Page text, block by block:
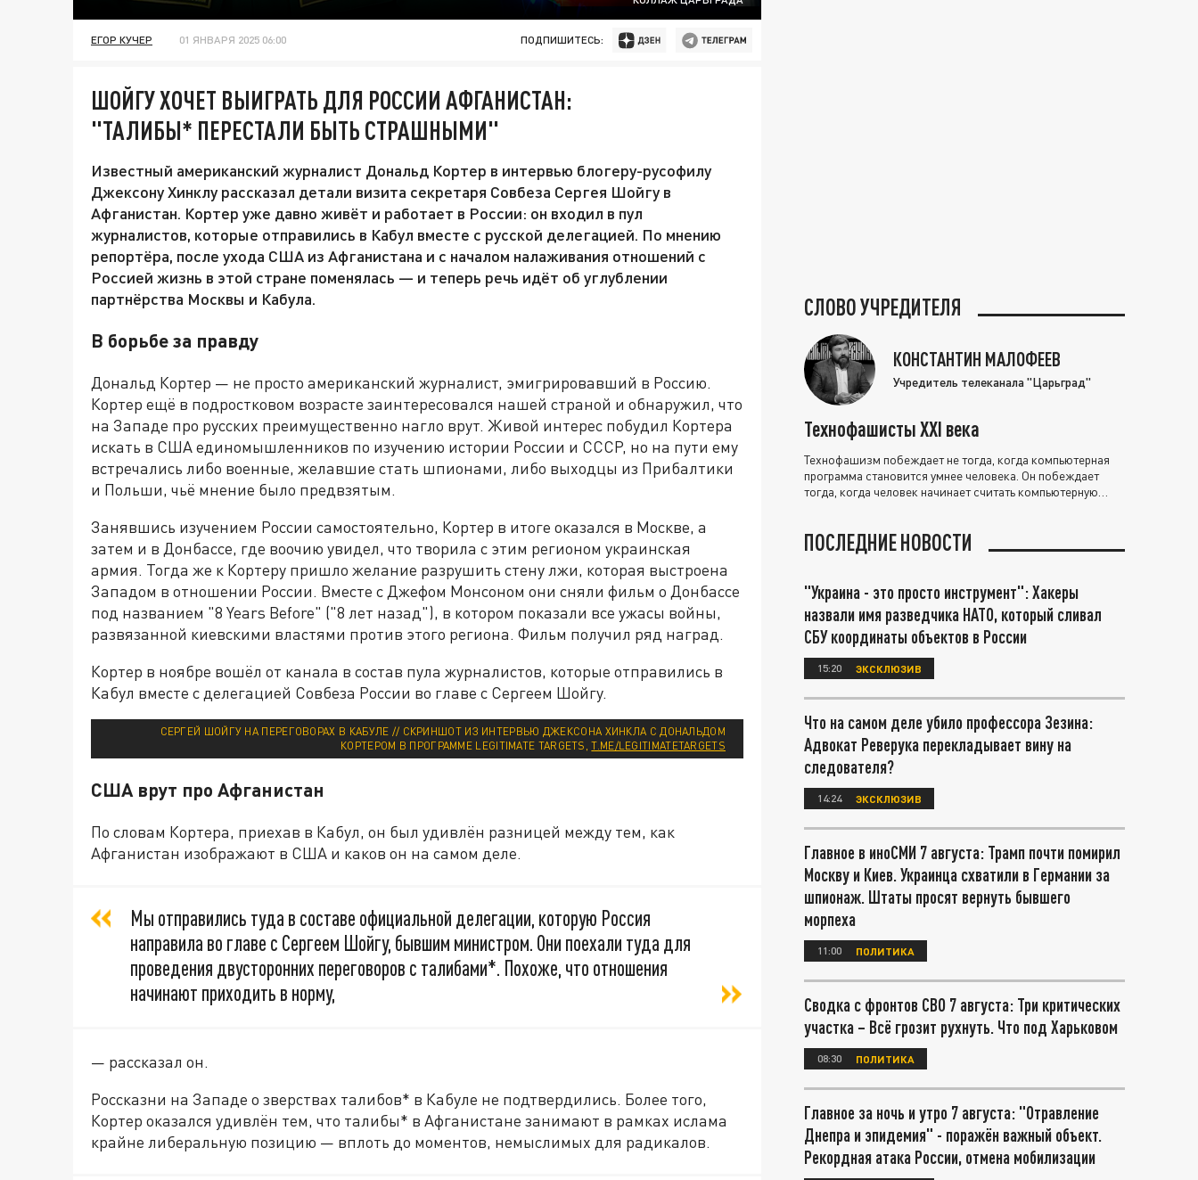
ЕГОР КУЧЕР 01 ЯНВАРЯ 2025 06:00 ПОДПИШИТЕСЬ:
ШОЙГУ ХОЧЕТ ВЫИГРАТЬ ДЛЯ РОССИИ АФГАНИСТАН:
"ТАЛИБЫ* ПЕРЕСТАЛИ БЫТЬ СТРАШНЫМИ"
Известный американский журналист Дональд Кортер в интервью блогеру-русофилу
Джексону Хинклу рассказал детали визита секретаря Совбеза Сергея Шойгу в
Афганистан. Кортер уже давно живёт и работает в России: он входил в пул
журналистов, которые отправились в Кабул вместе с русской делегацией. По мнению
репортёра, после ухода США из Афганистана и с началом налаживания отношений с
Россией жизнь в этой стране поменялась — и теперь речь идёт об углублении
партнёрства Москвы и Кабула.
В борьбе за правду
Дональд Кортер — не просто американский журналист, эмигрировавший в Россию.
Кортер ещё в подростковом возрасте заинтересовался нашей страной и обнаружил, что
на Западе про русских преимущественно нагло врут. Живой интерес побудил Кортера
искать в США единомышленников по изучению истории России и СССР, но на пути ему
встречались либо военные, желавшие стать шпионами, либо выходцы из Прибалтики
и Польши, чьё мнение было предвзятым.
Занявшись изучением России самостоятельно, Кортер в итоге оказался в Москве, а
затем и в Донбассе, где воочию увидел, что творила с этим регионом украинская
армия. Тогда же к Кортеру пришло желание разрушить стену лжи, которая выстроена
Западом в отношении России. Вместе с Джефом Монсоном они сняли фильм о Донбассе
под названием "8 Years Before" ("8 лет назад"), в котором показали все ужасы войны,
развязанной киевскими властями против этого региона. Фильм получил ряд наград.
Кортер в ноябре вошёл от канала в состав пула журналистов, которые отправились в
Кабул вместе с делегацией Совбеза России во главе с Сергеем Шойгу.
СЕРГЕЙ ШОЙГУ НА ПЕРЕГОВОРАХ В КАБУЛЕ // СКРИНШОТ ИЗ ИНТЕРВЬЮ ДЖЕКСОНА ХИНКЛА С ДОНАЛЬДОМ
КОРТЕРОМ В ПРОГРАММЕ LEGITIMATE TARGETS,T.ME/LEGITIMATETARGETS
США врут про Афганистан
По словам Кортера, приехав в Кабул, он был удивлён разницей между тем, как
Афганистан изображают в США и каков он на самом деле.
Мы отправились туда в составе официальной делегации, которую Россия
направила во главе с Сергеем Шойгу, бывшим министром. Они поехали туда для
проведения двусторонних переговоров с талибами*. Похоже, что отношения
начинают приходить в норму,
— рассказал он.
Россказни на Западе о зверствах талибов* в Кабуле не подтвердились. Более того,
Кортер оказался удивлён тем, что талибы* в Афганистане занимают в рамках ислама
крайне либеральную позицию — вплоть до моментов, немыслимых для радикалов.
СЛОВО УЧРЕДИТЕЛЯ
КОНСТАНТИН МАЛОФЕЕВ
Учредитель телеканала "Царьград"
Технофашисты XXI века
Технофашизм побеждает не тогда, когда компьютерная
программа становится умнее человека. Он побеждает
тогда, когда человек начинает считать компьютерную
ПОСЛЕДНИЕ НОВОСТИ
"Украина - это просто инструмент": Хакеры
назвали имя разведчика НАТО, который сливал
СБУ координаты объектов в России
15:20 ЭКСКЛЮЗИВ
Что на самом деле убило профессора Зезина:
Адвокат Реверука перекладывает вину на
следователя?
14:24 ЭКСКЛЮЗИВ
Главное в иноСМИ 7 августа: Трамп почти помирил
Москву и Киев. Украинца схватили в Германии за
шпионаж. Штаты просят вернуть бывшего
морпеха
11:00 ПОЛИТИКА
Сводка с фронтов СВО 7 августа: Три критических
участка – Всё грозит рухнуть. Что под Харьковом
08:30 ПОЛИТИКА
Главное за ночь и утро 7 августа: "Отравление
Днепра и эпидемия" - поражён важный объект.
Рекордная атака России, отмена мобилизации